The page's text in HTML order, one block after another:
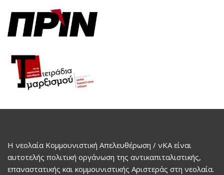
Η νεολαία Κομμουνιστική Απελευθέρωση / νΚΑ είναι
αυτοτελής πολιτική οργάνωση της αντικαπιταλιστικής,
επαναστατικής και κομμουνιστικής Αριστεράς στη νεολαία.